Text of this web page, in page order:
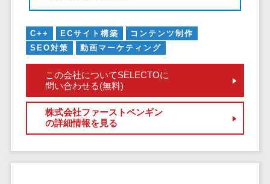
システム連携ツール（iPaaS）>
クラウド接続サービス>
キッティングサービス>
情シスアウトソーシング>
セキュリティ
標的型攻撃メール対策>
ペネトレーションテスト>
トシステム
Web接客ツー
ル
MAツール
動画配信シス
テム
SNS管理ツー
LINEマーケテ
ィングツール
C++ ECサイト構築
コンテンツ制作
SEO対策
動画マーケティング
この会社についてSELECTOに
問い合わせる(無料)
株式会社ファーストペンギン
の詳細情報を見る